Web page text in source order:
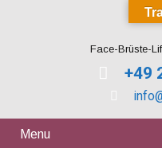
Face-Brüste-
+49
Menu